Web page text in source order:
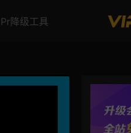
Pr降级工具